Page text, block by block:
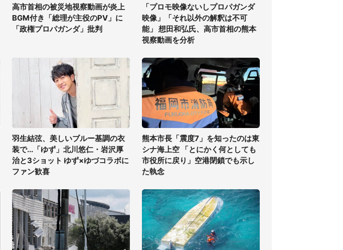
高市首相の被災地視察動画が炎上
BGM付き「総理が主役のPV」に
「政権プロパガンダ」批判
「プロモ映像ないしプロパガンダ
映像」「それ以外の解釈は不可
能」 想田和弘氏、高市首相の熊本
視察動画を分析
羽生結弦、美しいブルー基調の衣
装で...「ゆず」北川悠仁・岩沢厚
治と3ショット ゆず×ゆづコラボに
ファン歓喜
熊本市長「震度7」を知ったのは東
シナ海上空 「とにかく何としても
市役所に戻り」空港閉鎖でも示し
た執念